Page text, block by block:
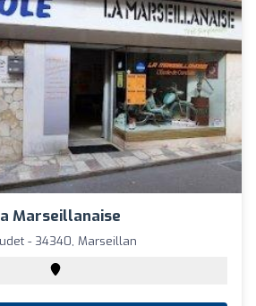
Marseillanaise
- 34340, Marseillan